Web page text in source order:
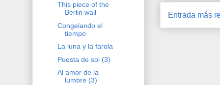
Entrada más
This piece of the
Berlin wall
Congelando el
tiempo
La luna y la farola
Puesta de sol (3)
Al amor de la
lumbre (3)